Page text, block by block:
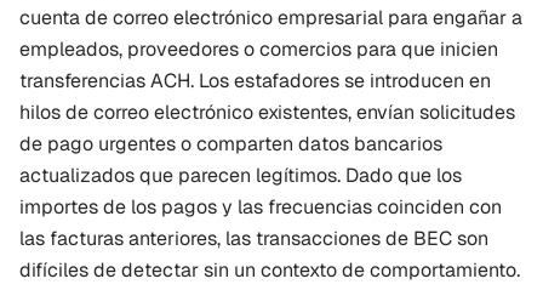
cuenta de correo electrónico empresarial para engañar a
empleados, proveedores o comercios para que inicien
transferencias ACH. Los estafadores se introducen en
hilos de correo electrónico existentes, envían solicitudes
de pago urgentes o comparten datos bancarios
actualizados que parecen legítimos. Dado que los
importes de los pagos y las frecuencias coinciden con
las facturas anteriores, las transacciones de BEC son
difíciles de detectar sin un contexto de comportamiento.